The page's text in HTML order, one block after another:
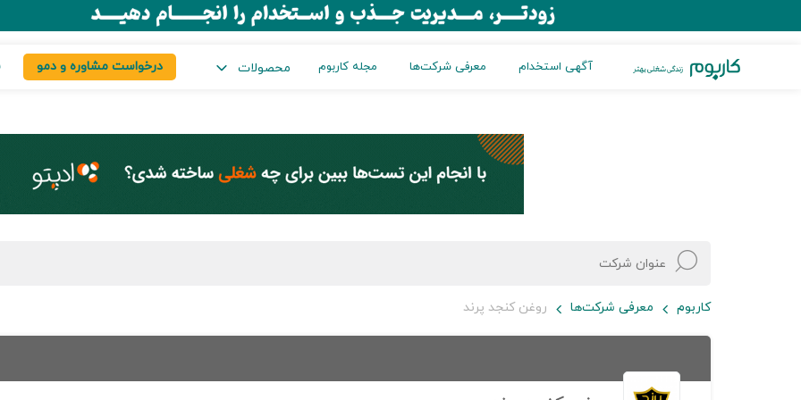
آگهی استخدام معرفی شرکت‌ها مجله کاربوم محصولات درخواست مشاوره و دمو
کاربوم معرفی شرکت‌ها روغن کنجد پرند